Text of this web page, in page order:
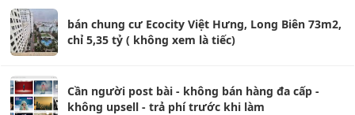
bán chung cư Ecocity Việt Hưng, Long Biên 73m2,
chỉ 5,35 tỷ ( không xem là tiếc)
Cần người post bài - không bán hàng đa cấp -
không upsell - trả phí trước khi làm